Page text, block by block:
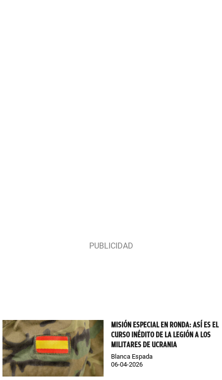
MISIÓN ESPECIAL EN RONDA: ASÍ ES EL
CURSO INÉDITO DE LA LEGIÓN A LOS
MILITARES DE UCRANIA
Blanca Espada
06-04-2026